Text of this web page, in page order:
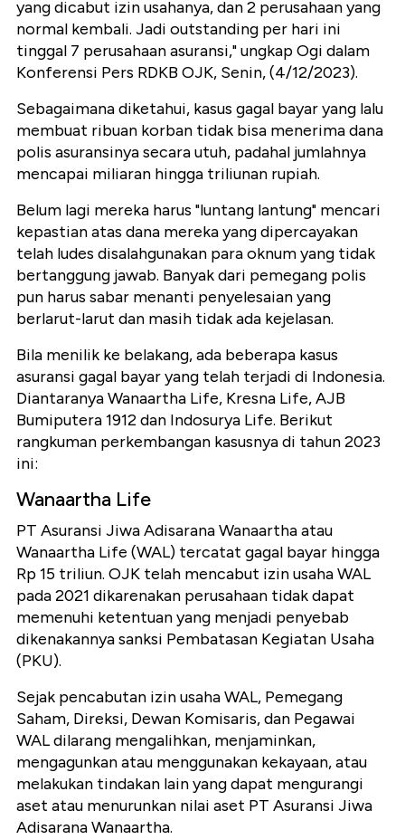
yang dicabut izin usahanya, dan 2 perusahaan yang
normal kembali. Jadi outstanding per hari ini
tinggal 7 perusahaan asuransi," ungkap Ogi dalam
Konferensi Pers RDKB OJK, Senin, (4/12/2023).
Sebagaimana diketahui, kasus gagal bayar yang lalu
membuat ribuan korban tidak bisa menerima dana
polis asuransinya secara utuh, padahal jumlahnya
mencapai miliaran hingga triliunan rupiah.
Belum lagi mereka harus "luntang lantung" mencari
kepastian atas dana mereka yang dipercayakan
telah ludes disalahgunakan para oknum yang tidak
bertanggung jawab. Banyak dari pemegang polis
pun harus sabar menanti penyelesaian yang
berlarut-larut dan masih tidak ada kejelasan.
Bila menilik ke belakang, ada beberapa kasus
asuransi gagal bayar yang telah terjadi di Indonesia.
Diantaranya Wanaartha Life, Kresna Life, AJB
Bumiputera 1912 dan Indosurya Life. Berikut
rangkuman perkembangan kasusnya di tahun 2023
ini:
Wanaartha Life
PT Asuransi Jiwa Adisarana Wanaartha atau
Wanaartha Life (WAL) tercatat gagal bayar hingga
Rp 15 triliun. OJK telah mencabut izin usaha WAL
pada 2021 dikarenakan perusahaan tidak dapat
memenuhi ketentuan yang menjadi penyebab
dikenakannya sanksi Pembatasan Kegiatan Usaha
(PKU).
Sejak pencabutan izin usaha WAL, Pemegang
Saham, Direksi, Dewan Komisaris, dan Pegawai
WAL dilarang mengalihkan, menjaminkan,
mengagunkan atau menggunakan kekayaan, atau
melakukan tindakan lain yang dapat mengurangi
aset atau menurunkan nilai aset PT Asuransi Jiwa
Adisarana Wanaartha.